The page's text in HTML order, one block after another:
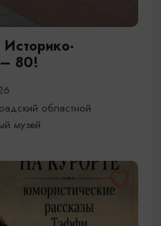
Историко-
80!
областной
музей